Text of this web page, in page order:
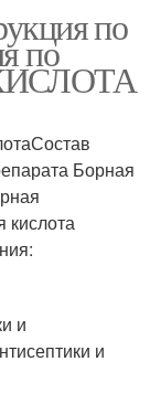
по
по
Борная
кислота
и
и